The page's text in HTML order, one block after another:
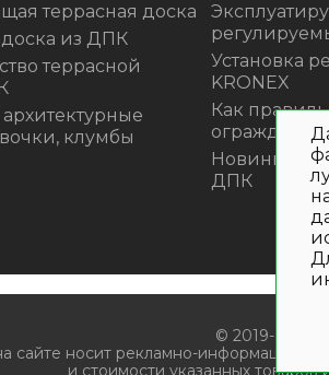
террасная доска
из ДПК
террасной
клумбы
Установка
KRONEX
Как
Новинка!
ДПК
© 2019- 2026.
сайте носит рекламно-
и стоимости указанных